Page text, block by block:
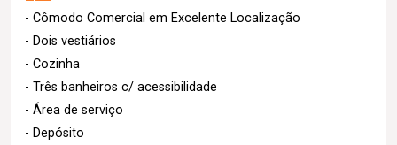
- Cômodo Comercial em Excelente Localização
- Dois vestiários
- Cozinha
- Três banheiros c/ acessibilidade
- Área de serviço
- Depósito